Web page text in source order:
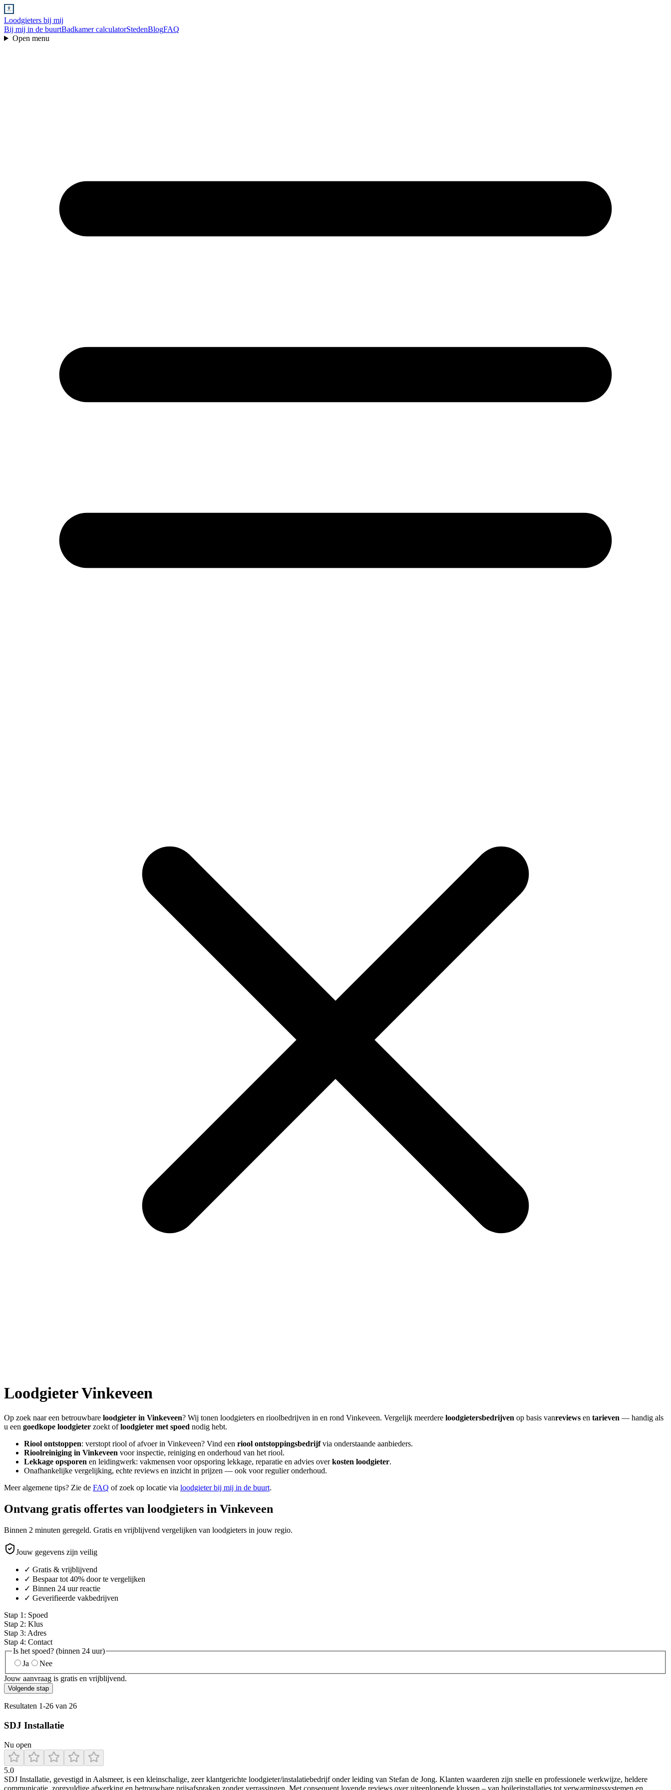
Loodgieters bij mij
Bij mij in de buurtBadkamer calculatorStedenBlogFAQ
Open menu
LoodgieterVinkeveen
Op zoek naar een betrouwbare loodgieter in Vinkeveen? Wij tonen loodgieters en rioolbedrijven in en rond Vinkeveen. Vergelijk meerdere loodgietersbedrijven op basis vanreviews en tarieven — handig als
u een goedkope loodgieter zoekt ofloodgieter met spoed nodig hebt.
Riool ontstoppen: verstopt riool of afvoer in Vinkeveen? Vind een riool ontstoppingsbedrijfvia onderstaande aanbieders.
Rioolreiniging in Vinkeveen voor inspectie, reiniging en onderhoud van het riool.
Lekkage opsporen en leidingwerk: vakmensen voor opsporing lekkage, reparatie en advies overkosten loodgieter.
Onafhankelijke vergelijking, echte reviews en inzicht in prijzen — ook voor regulier onderhoud.
Meer algemene tips? Zie de FAQ of zoek op locatie via loodgieter bij mij in de buurt.
Ontvang gratis offertes van loodgieters in Vinkeveen
Binnen 2 minuten geregeld. Gratis en vrijblijvend vergelijken van loodgieters in jouw regio.
Jouw gegevens zijn veilig
✓ Gratis & vrijblijvend
✓ Bespaar tot 40% door te vergelijken
✓ Binnen 24 uur reactie
✓ Geverifieerde vakbedrijven
Stap 1 : Spoed
Stap 2: Klus
Stap 3: Adres
Stap 4: Contact
Is het spoed? (binnen 24 uur)
Ja
Nee
Jouw aanvraag is gratis en vrijblijvend.
Volgende stap
Resultaten 1-26 van 26
SDJ Installatie
Nu open
5.0
SDJ Installatie, gevestigd in Aalsmeer, is een kleinschalige, zeer klantgerichte loodgieter/instalatiebedrijf onder leiding van Stefan de Jong. Klanten waarderen zijn snelle en professionele werkwijze, heldere
communicatie, zorgvuldige afwerking en betrouwbare prijsafspraken zonder verrassingen. Met consequent lovende reviews over uiteenlopende klussen – van boilerinstallaties tot verwarmingssystemen en